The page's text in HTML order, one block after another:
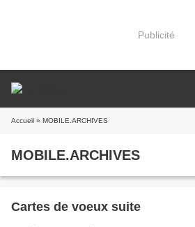
Publicité
Accueil » MOBILE.ARCHIVES
MOBILE.ARCHIVES
Cartes de voeux suite